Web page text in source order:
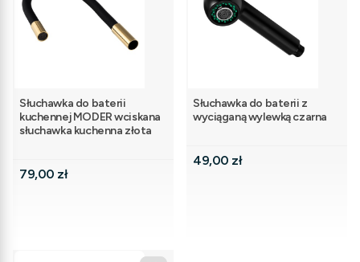
Słuchawka do baterii
kuchennej MODER wciskana
słuchawka kuchenna złota
Cena
79,00 zł
Słuchawka do baterii z
wyciąganą wylewką czarna
Cena
49,00 zł